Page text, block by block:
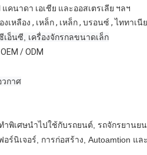
คนาดา เอเชีย และออสเตรเลีย ฯลฯ
เหลือง , เหล็ก , เหล็ก , บรอนซ์ , ไททาเ
อ็นซี, เครื่องจักรกลขนาดเล็ก
/ ODM
กาศ
พิเศษนำไปใช้กับรถยนต์, รถจักรยานย
ร์นิเจอร์, การก่อสร้าง, Autoamtion แ